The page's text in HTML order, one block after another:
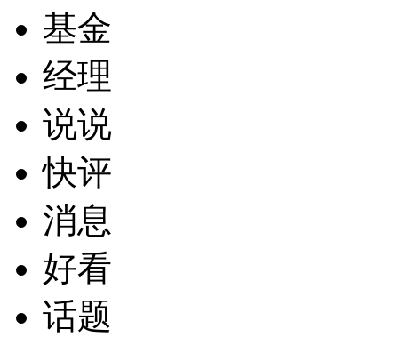
基金
经理
说说
快评
消息
好看
话题